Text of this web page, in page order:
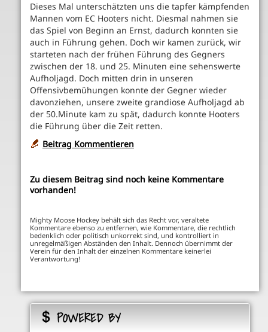
Dieses Mal unterschätzten uns die tapfer kämpfenden
Mannen vom EC Hooters nicht. Diesmal nahmen sie
das Spiel von Beginn an Ernst, dadurch konnten sie
auch in Führung gehen. Doch wir kamen zurück, wir
starteten nach der frühen Führung des Gegners
zwischen der 18. und 25. Minuten eine sehenswerte
Aufholjagd. Doch mitten drin in unseren
Offensivbemühungen konnte der Gegner wieder
davonziehen, unsere zweite grandiose Aufholjagd ab
der 50.Minute kam zu spät, dadurch konnte Hooters
die Führung über die Zeit retten.
Beitrag Kommentieren
Zu diesem Beitrag sind noch keine Kommentare
vorhanden!
Mighty Moose Hockey behält sich das Recht vor, veraltete
Kommentare ebenso zu entfernen, wie Kommentare, die rechtlich
bedenklich oder politisch unkorrekt sind, und kontrolliert in
unregelmäßigen Abständen den Inhalt. Dennoch übernimmt der
Verein für den Inhalt der einzelnen Kommentare keinerlei
Verantwortung!
POWERED BY